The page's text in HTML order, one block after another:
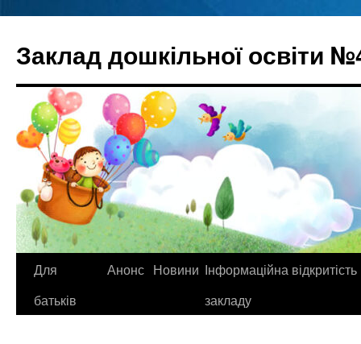
вмісту
Заклад дошкільної освіти
Для
батьків
Анонс Новини Інформаційна відкритість
закладу